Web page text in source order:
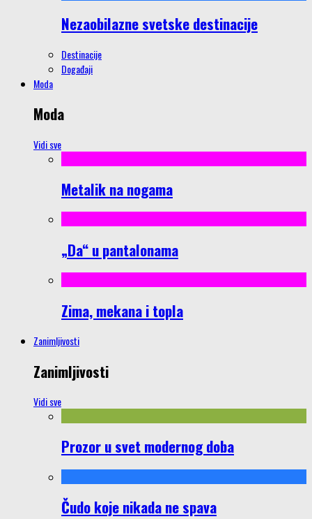
Nezaobilazne svetske destinacije
Destinacije
Događaji
Moda
Moda
Vidi sve
Metalik na nogama
„Da“ u pantalonama
Zima, mekana i topla
Zanimljivosti
Zanimljivosti
Vidi sve
Prozor u svet modernog doba
Čudo koje nikada ne spava